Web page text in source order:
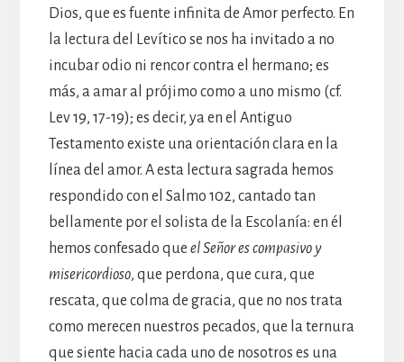
Dios, que es fuente infinita de Amor perfecto. En
la lectura del Levítico se nos ha invitado a no
incubar odio ni rencor contra el hermano; es
más, a amar al prójimo como a uno mismo (cf.
Lev 19, 17-19); es decir, ya en el Antiguo
Testamento existe una orientación clara en la
línea del amor. A esta lectura sagrada hemos
respondido con el Salmo 102, cantado tan
bellamente por el solista de la Escolanía: en él
hemos confesado que el Señor es compasivo y
misericordioso, que perdona, que cura, que
rescata, que colma de gracia, que no nos trata
como merecen nuestros pecados, que la ternura
que siente hacia cada uno de nosotros es una